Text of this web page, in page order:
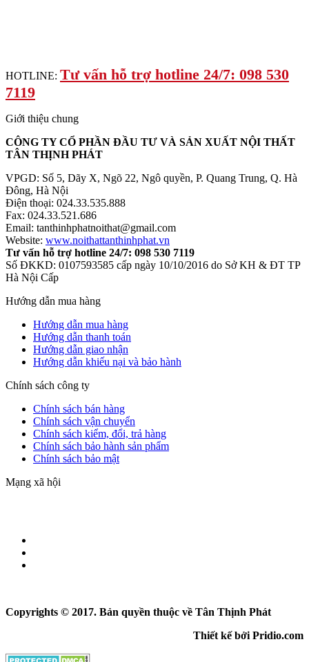
HOTLINE: Tư vấn hỗ trợ hotline 24/7: 098 530
7119
Giới thiệu chung
CÔNG TY CỔ PHẦN ĐẦU TƯ VÀ SẢN XUẤT NỘI THẤT
TÂN THỊNH PHÁT
VPGD: Số 5, Dãy X, Ngõ 22, Ngô quyền, P. Quang Trung, Q. Hà
Đông, Hà Nội
Điện thoại: 024.33.535.888
Fax: 024.33.521.686
Email: tanthinhphatnoithat@gmail.com
Website: www.noithattanthinhphat.vn
Tư vấn hỗ trợ hotline 24/7: 098 530 7119
Số ĐKKD: 0107593585 cấp ngày 10/10/2016 do Sở KH & ĐT TP
Hà Nội Cấp
Hướng dẫn mua hàng
Hướng dẫn mua hàng
Hướng dẫn thanh toán
Hướng dẫn giao nhận
Hướng dẫn khiếu nại và bảo hành
Chính sách công ty
Chính sách bán hàng
Chính sách vận chuyển
Chính sách kiểm, đổi, trả hàng
Chính sách bảo hành sản phẩm
Chính sách bảo mật
Mạng xã hội
Copyrights © 2017. Bản quyền thuộc về Tân Thịnh Phát
Thiết kế bởi Pridio.com